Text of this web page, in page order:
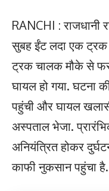
RANCHI : राजधानी
सुबह ईंट लदा एक ट्रक
ट्रक चालक मौके से
घायल हो गया. घटना
पहुंची और घायल
अस्पताल भेजा.
अनियंत्रित होकर
काफी नुकसान पहुंचा है.